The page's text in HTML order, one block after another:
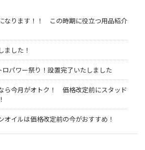
なります！！ この時期に役立つ用品紹介
した！
パワー祭り！設置完了いたしました
ら今月がオトク！ 価格改定前にスタッド
オイルは価格改定前の今がおすすめ！